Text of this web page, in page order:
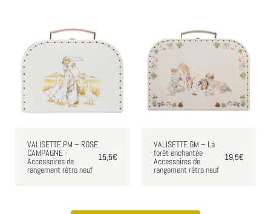
VALISETTE PM – ROSE
CAMPAGNE -
Accessoires de
rangement rétro neuf
15,5€
VALISETTE GM – La
forêt enchantée -
Accessoires de
rangement rétro neuf
19,5€